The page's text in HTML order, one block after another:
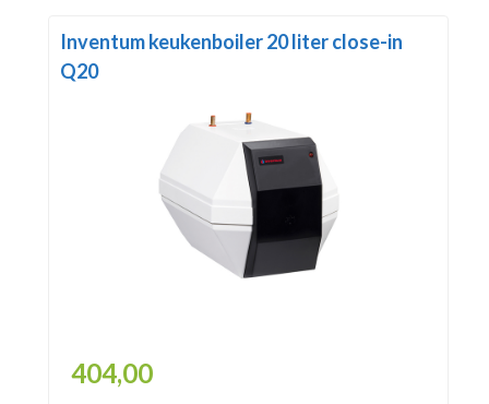
Inventum keukenboiler 20 liter close-in
Q20
404,00